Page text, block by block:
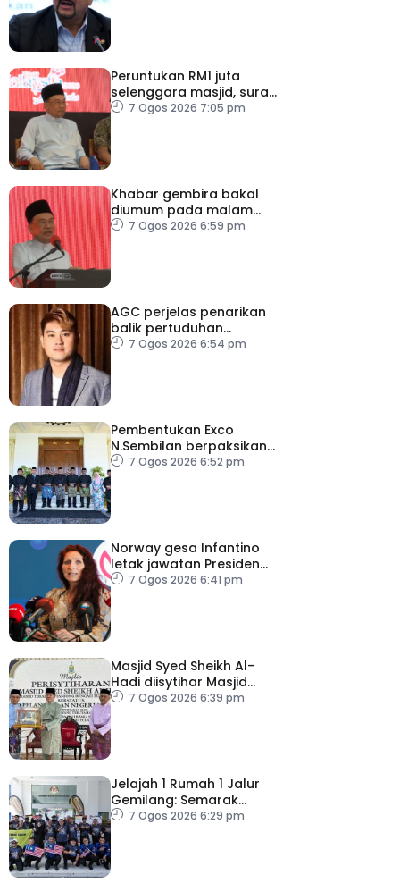
Peruntukan RM1 juta
selenggara masjid, surau
kem ATM Melaka
7 Ogos 2026 7:05 pm
Khabar gembira bakal
diumum pada malam
ambang merdeka
7 Ogos 2026 6:59 pm
AGC perjelas penarikan
balik pertuduhan
terhadap Nicky Liow
7 Ogos 2026 6:54 pm
Pembentukan Exco
N.Sembilan berpaksikan
cekap, integriti dan kerja
7 Ogos 2026 6:52 pm
Norway gesa Infantino
letak jawatan Presiden
FIFA7 Ogos 2026 6:41 pm
Masjid Syed Sheikh Al-
Hadi diisytihar Masjid
Pelancongan Negeri
7 Ogos 2026 6:39 pm
Jelajah 1 Rumah 1 Jalur
Gemilang: Semarak
semangat patriotisme
7 Ogos 2026 6:29 pm